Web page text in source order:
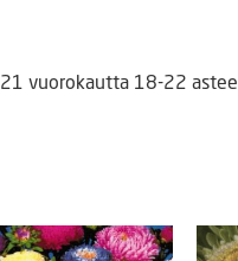
vuorokautta 18-22